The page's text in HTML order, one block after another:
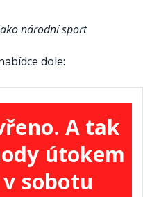
národní sport
dole:
A tak
útokem
sobotu